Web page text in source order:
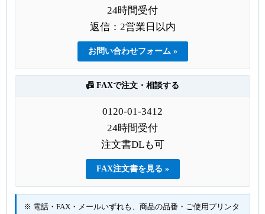
24時間受付
返信：2営業日以内
お問い合わせフォーム »
📠 FAXで注文・相談する
0120-01-3412
24時間受付
注文書DLも可
FAX注文書を見る »
※ 電話・FAX・メールいずれも、商品の品番・ご使用プリンタ